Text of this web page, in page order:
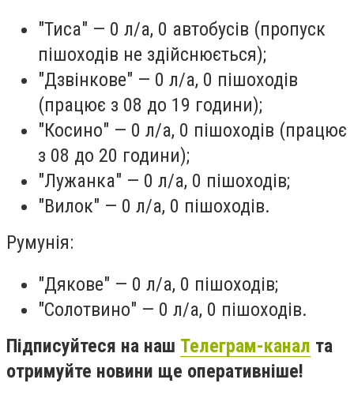
"Тиса" — 0 л/а, 0 автобусів (пропуск
пішоходів не здійснюється);
"Дзвінкове" — 0 л/а, 0 пішоходів
(працює з 08 до 19 години);
"Косино" — 0 л/а, 0 пішоходів (працює
з 08 до 20 години);
"Лужанка" — 0 л/а, 0 пішоходів;
"Вилок" — 0 л/а, 0 пішоходів.
Румунія:
"Дякове" — 0 л/а, 0 пішоходів;
"Солотвино" — 0 л/а, 0 пішоходів.
Підписуйтеся на наш Телеграм-канал та
отримуйте новини ще оперативніше!